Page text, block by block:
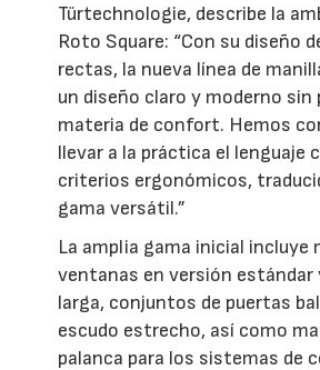
Türtechnologie, describe la
Roto Square: “Con su diseño
rectas, la nueva línea de
un diseño claro y moderno
materia de confort. Hemos
llevar a la práctica el lenguaje
criterios ergonómicos,
gama versátil.”
La amplia gama inicial incluye
ventanas en versión estándar
larga, conjuntos de puertas
escudo estrecho, así como
palanca para los sistemas de